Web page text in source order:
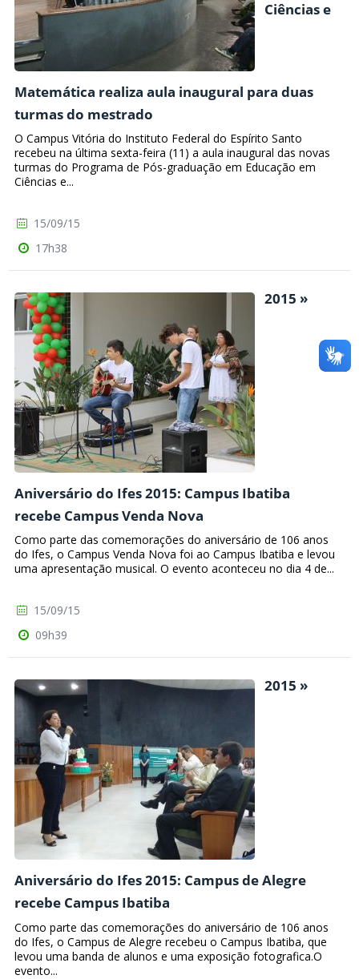
Ciências e
Matemática realiza aula inaugural para duas
turmas do mestrado
O Campus Vitória do Instituto Federal do Espírito Santo
recebeu na última sexta-feira (11) a aula inaugural das novas
turmas do Programa de Pós-graduação em Educação em
Ciências e...
15/09/15
17h38
2015 »
Aniversário do Ifes 2015: Campus Ibatiba
recebe Campus Venda Nova
Como parte das comemorações do aniversário de 106 anos
do Ifes, o Campus Venda Nova foi ao Campus Ibatiba e levou
uma apresentação musical. O evento aconteceu no dia 4 de...
15/09/15
09h39
2015 »
Aniversário do Ifes 2015: Campus de Alegre
recebe Campus Ibatiba
Como parte das comemorações do aniversário de 106 anos
do Ifes, o Campus de Alegre recebeu o Campus Ibatiba, que
levou uma banda de alunos e uma exposição fotografica.O
evento...